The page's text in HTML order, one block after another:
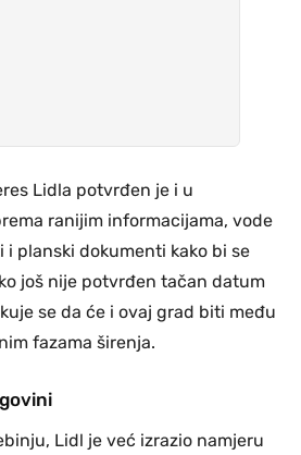
Lidla potvrđen je i u
ranijim informacijama, vode
planski dokumenti kako bi se
još nije potvrđen tačan datum
se da će i ovaj grad biti među
fazama širenja.
Lidl je već izrazio namjeru